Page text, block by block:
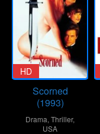
HD
Scorned
(1993)
Drama,Thriller,
USA